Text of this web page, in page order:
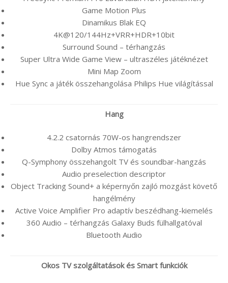
Game Motion Plus
Dinamikus Blak EQ
4K@120/144Hz+VRR+HDR+10bit
Surround Sound – térhangzás
Super Ultra Wide Game View – ultraszéles játéknézet
Mini Map Zoom
Hue Sync a játék összehangolása Philips Hue világítással
Hang
4.2.2 csatornás 70W-os hangrendszer
Dolby Atmos támogatás
Q-Symphony összehangolt TV és soundbar-hangzás
Audio preselection descriptor
Object Tracking Sound+ a képernyőn zajló mozgást követő
hangélmény
Active Voice Amplifier Pro adaptív beszédhang-kiemelés
360 Audio – térhangzás Galaxy Buds fülhallgatóval
Bluetooth Audio
Okos TV szolgáltatások és Smart funkciók